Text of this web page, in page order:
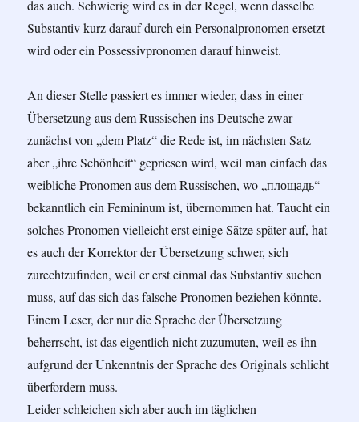
das auch. Schwierig wird es in der Regel, wenn dasselbe
Substantiv kurz darauf durch ein Personalpronomen ersetzt
wird oder ein Possessivpronomen darauf hinweist.
An dieser Stelle passiert es immer wieder, dass in einer
Übersetzung aus dem Russischen ins Deutsche zwar
zunächst von „dem Platz“ die Rede ist, im nächsten Satz
aber „ihre Schönheit“ gepriesen wird, weil man einfach das
weibliche Pronomen aus dem Russischen, wo „площадь“
bekanntlich ein Femininum ist, übernommen hat. Taucht ein
solches Pronomen vielleicht erst einige Sätze später auf, hat
es auch der Korrektor der Übersetzung schwer, sich
zurechtzufinden, weil er erst einmal das Substantiv suchen
muss, auf das sich das falsche Pronomen beziehen könnte.
Einem Leser, der nur die Sprache der Übersetzung
beherrscht, ist das eigentlich nicht zuzumuten, weil es ihn
aufgrund der Unkenntnis der Sprache des Originals schlicht
überfordern muss.
Leider schleichen sich aber auch im täglichen